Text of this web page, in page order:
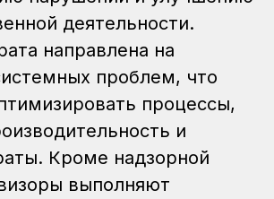
деятельности.
направлена на
проблем, что
процессы,
и
Кроме надзорной
выполняют